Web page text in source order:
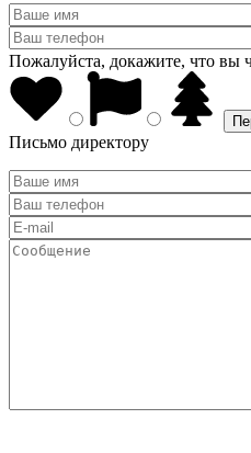
Пожалуйста, докажите, что вы
Письмо директору